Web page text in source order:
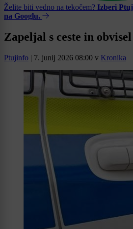
Želite biti vedno na tekočem? Izberi
na Googlu.
Zapeljal s ceste in
Ptujinfo | 7. junij 2026 08:00 v Kronika